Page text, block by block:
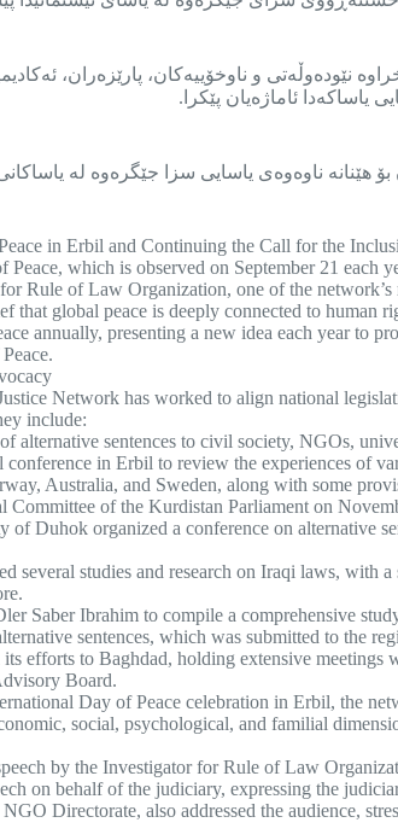
نێودەوڵەتی و ناوخۆییەکان، پارێزەران،
ئاماژەیان پێکرا.
هێنانە ناوەوەی یاسایی سزا جێگرەوە لە
in Erbil and Continuing the Call for the
which is observed on September 21
Rule of Law Organization, one of the network’s
that global peace is deeply connected to
annually, presenting a new idea each year to
Network has worked to align national
include:
alternative sentences to civil society, NGOs,
in Erbil to review the experiences of
Australia, and Sweden, along with some
of the Kurdistan Parliament on
Duhok organized a conference on alternative
several studies and research on Iraqi laws, with
Saber Ibrahim to compile a comprehensive
sentences, which was submitted to the
efforts to Baghdad, holding extensive
Board.
Day of Peace celebration in Erbil, the
social, psychological, and familial
by the Investigator for Rule of Law
on behalf of the judiciary, expressing the
Directorate, also addressed the audience,